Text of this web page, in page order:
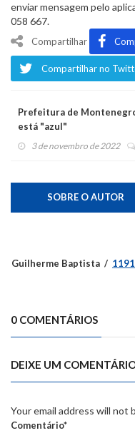
enviar mensagem pelo
058 667.
Compartilhar
Compartilhar no
Prefeitura de
está "azul"
3 de novembro de 2022
SOBRE O AUTOR
Guilherme Baptista
0 COMENTÁRIOS
DEIXE UM
Your email address will not
Comentário*